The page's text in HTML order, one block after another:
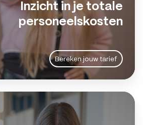
Inzicht in je totale
personeelskosten
Bereken jouw tarief